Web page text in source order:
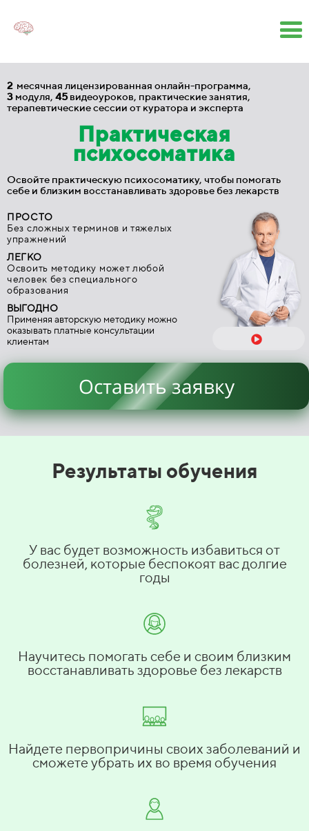
2 месячная лицензированная онлайн-программа,
3 модуля, 45видеоуроков, практические занятия,
терапевтические сессии от куратора и эксперта
Практическая
психосоматика
Освойте практическую психосоматику, чтобы помогать
себе и близким восстанавливать здоровье без лекарств
ПРОСТО
Без сложных терминов и тяжелых
упражнений
ЛЕГКО
Освоить методику может любой
человек без специального
образования
ВЫГОДНО
Применяя авторскую методику можно
оказывать платные консультации
клиентам
Оставить заявку
Результаты обучения
У вас будет возможность избавиться от
болезней, которые беспокоят вас долгие
годы
Научитесь помогать себе и своим близким
восстанавливать здоровье без лекарств
Найдете первопричины своих заболеваний и
сможете убрать их во время обучения